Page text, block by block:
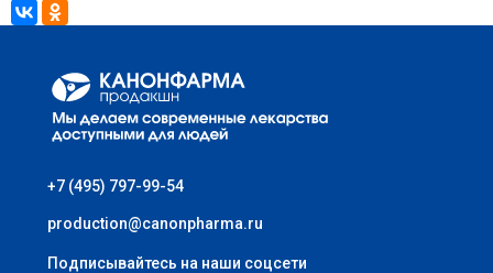
+7 (495) 797-99-54
production@canonpharma.ru
Подписывайтесь на наши соцсети